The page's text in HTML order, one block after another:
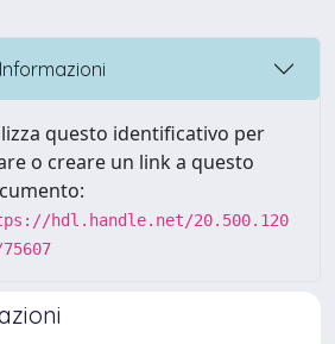
Informazioni
questo identificativo per
o creare un link a questo
hdl.handle.net/20.500.120